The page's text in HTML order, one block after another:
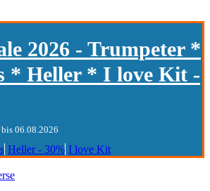
2026 - Trumpeter *
* Heller * I love Kit -
06.08.2026
Heller - 30% I love Kit